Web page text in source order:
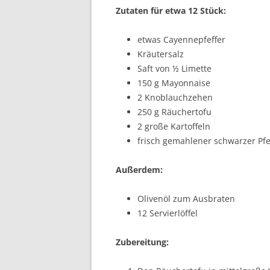
Zutaten für etwa 12 Stück:
etwas Cayennepfeffer
Kräutersalz
Saft von ½ Limette
150 g Mayonnaise
2 Knoblauchzehen
250 g Räuchertofu
2 große Kartoffeln
frisch gemahlener schwarzer
Außerdem:
Olivenöl zum Ausbraten
12 Servierlöffel
Zubereitung: